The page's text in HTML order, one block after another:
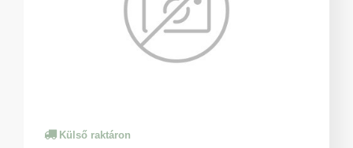
Külső raktáron